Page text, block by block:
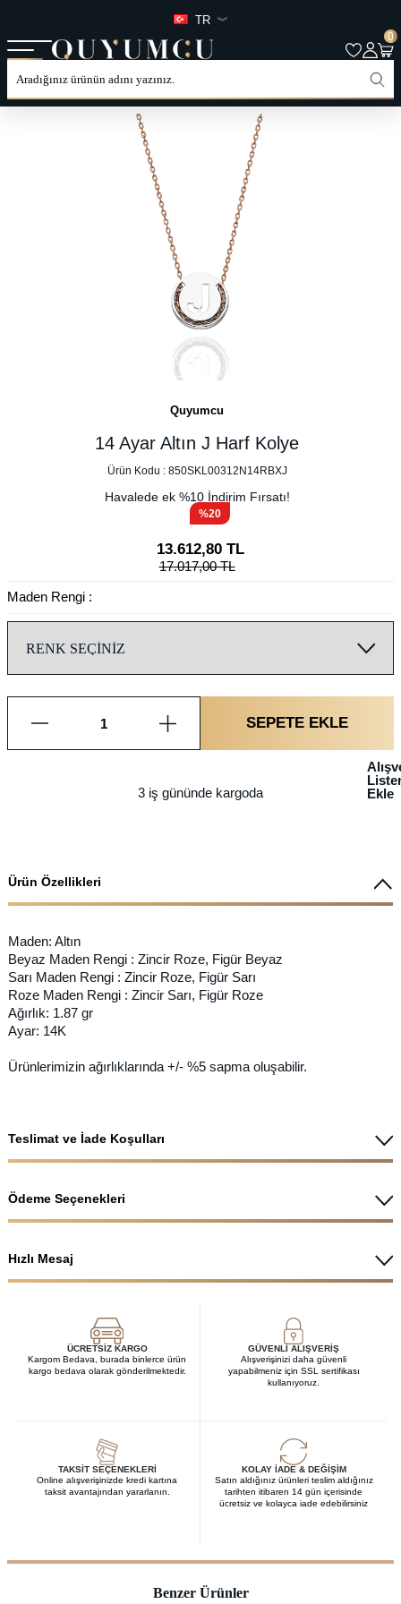
TR
0
ANASAYFATÜM ÜRÜNLERKATEGORILER
Quyumcu
14 Ayar Altın J Harf Kolye
Ürün Kodu : 850SKL00312N14RBXJ
Havalede ek %10İndirim Fırsatı!
%20
13.612,80 TL
17.017,00TL
Maden Rengi :
SEPETE EKLE
3 iş gününde kargoda
Ürün Özellikleri
Maden: Altın
Beyaz Maden Rengi : Zincir Roze, Figür Beyaz
Sarı Maden Rengi : Zincir Roze, Figür Sarı
Roze Maden Rengi : Zincir Sarı, Figür Roze
Ağırlık: 1.87 gr
Ayar: 14K
Ürünlerimizin ağırlıklarında +/- %5 sapma oluşabilir.
Teslimat ve İade Koşulları
Ödeme Seçenekleri
Hızlı Mesaj
Ekle
ÜCRETSIZ KARGO
Kargom Bedava, burada binlerce ürün
kargo bedava olarak gönderilmektedir.
GÜVENLI ALIŞVERIŞ
Alışverişinizi daha güvenli
yapabilmeniz için SSL sertifikası
kullanıyoruz.
TAKSIT SEÇENEKLERI
Online alışverişinizde kredi kartına
taksit avantajından yararlanın.
KOLAY İADE & DEĞIŞIM
Satın aldığınız ürünleri teslim aldığınız
tarihten itibaren 14 gün içerisinde
ücretsiz ve kolayca iade edebilirsiniz
Benzer Ürünler